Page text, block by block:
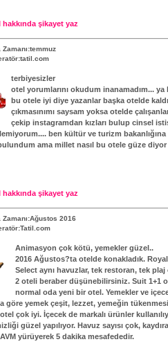
şikayet yaz
terbiyesizler
otel yorumlarını okudum inanamadım...
bu otele iyi diye yazanlar başka otelde
çıkmasınımı saysam yoksa otelde
çekip instagramdan kızları bulup cinsel
ben kültür ve turizm
ama millet nasıl bu otele güze diyor
şikayet yaz
2016
Animasyon çok kötü, yemekler güzel..
2016 Ağustos?ta otelde konakladık.
Select aynı havuzlar, tek restoran, tek
2 oteli beraber düşünebilirsiniz. Suit 1+1
normal oda yeni bir otel. Yemekler ve
göre yemek çeşit, lezzet, yemeğin
otel çok iyi. İçecek de markalı ürünler
güzel yapılıyor. Havuz sayısı çok,
yürüyerek 5 dakika mesafededir.